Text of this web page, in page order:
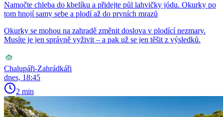
Namočte chleba do kbelíku a přidejte půl lahvičky jódu. Okurky po
tom hnojí samy sebe a plodí až do prvních mrazů
Okurky se mohou na zahradě změnit doslova v plodící nezmary.
Musíte je jen správně vyživit – a pak už se jen těšit z výsledků.
Chalupáři-Zahrádkáři
dnes, 18:45
2 min